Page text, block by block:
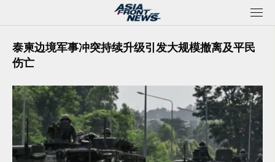
泰柬边境军事冲突持续升级引发大规模撤离及平民
伤亡